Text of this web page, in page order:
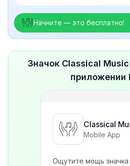
Начните — это бесплатно!
Значок Classical
приложении
Classical
Mobile App
Ощутите мощь значка